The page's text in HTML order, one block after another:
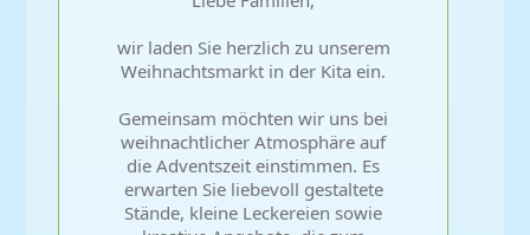
wir laden Sie herzlich zu unserem
Weihnachtsmarkt in der Kita ein.
Gemeinsam möchten wir uns bei
weihnachtlicher Atmosphäre auf
die Adventszeit einstimmen. Es
erwarten Sie liebevoll gestaltete
Stände, kleine Leckereien sowie